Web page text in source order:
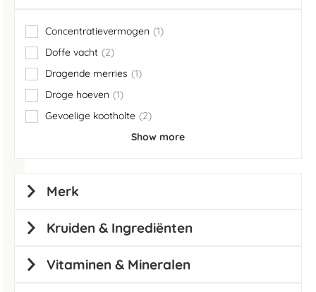
Concentratievermogen 1
item
Doffe vacht
2
items
Dragende merries
1
item
Droge hoeven
1
item
Gevoelige kootholte
2
items
Show more
Merk
Kruiden & Ingrediënten
Vitaminen & Mineralen